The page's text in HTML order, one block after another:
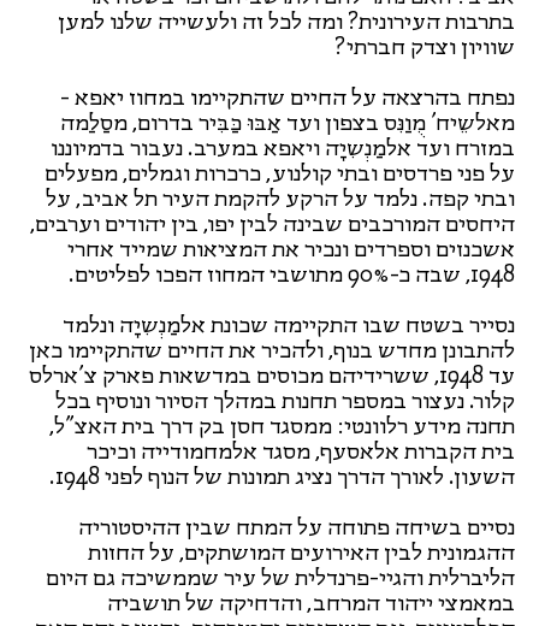
בתרבות העירונית? ומה לכל זה ולעשייה שלנו למען
שוויון וצדק חברתי?
נפתח בהרצאה על החיים שהתקיימו במחוז יאפא -
מאלשֵיח' מֻוַנִּס בצפון ועד אַבּוּ כַּבִּיר בדרום, מסַלַמה
במזרח ועד אלמַנְשִיָה ויאפא במערב. נעבור בדמיוננו
על פני פרדסים ובתי קולנוע, כרכרות וגמלים, מפעלים
ובתי קפה. נלמד על הרקע להקמת העיר תל אביב, על
היחסים המורכבים שבינה לבין יפו, בין יהודים וערבים,
אשכנזים וספרדים ונכיר את המציאות שמייד אחרי
1948, שבה כ-90% מתושבי המחוז הפכו לפליטים.
נסייר בשטח שבו התקיימה שכונת אלמַנְשִיָה ונלמד
להתבונן מחדש בנוף, ולהכיר את החיים שהתקיימו כאן
עד 1948, ששרידיהם מכוסים במדשאות פארק צ'ארלס
קלור. נעצור במספר תחנות במהלך הסיור ונוסיף בכל
תחנה מידע רלוונטי: ממסגד חסן בק דרך בית האצ"ל,
בית הקברות אלאסעף, מסגד אלמחמודייה וכיכר
השעון. לאורך הדרך נציג תמונות של הנוף לפני 1948.
נסיים בשיחה פתוחה על המתח שבין ההיסטוריה
ההגמונית לבין האירועים המושתקים, על החזות
הליברלית והגיי-פרנדלית של עיר שממשיכה גם היום
במאמצי ייהוד המרחב, והדחיקה של תושביה